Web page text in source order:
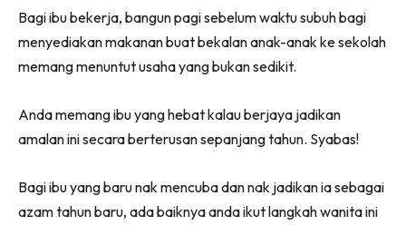
(Twitter)
Bagi ibu bekerja, bangun pagi sebelum waktu subuh bagi
menyediakan makanan buat bekalan anak-anak ke sekolah
memang menuntut usaha yang bukan sedikit.
Anda memang ibu yang hebat kalau berjaya jadikan
amalan ini secara berterusan sepanjang tahun. Syabas!
Bagi ibu yang baru nak mencuba dan nak jadikan ia sebagai
azam tahun baru, ada baiknya anda ikut langkah wanita ini